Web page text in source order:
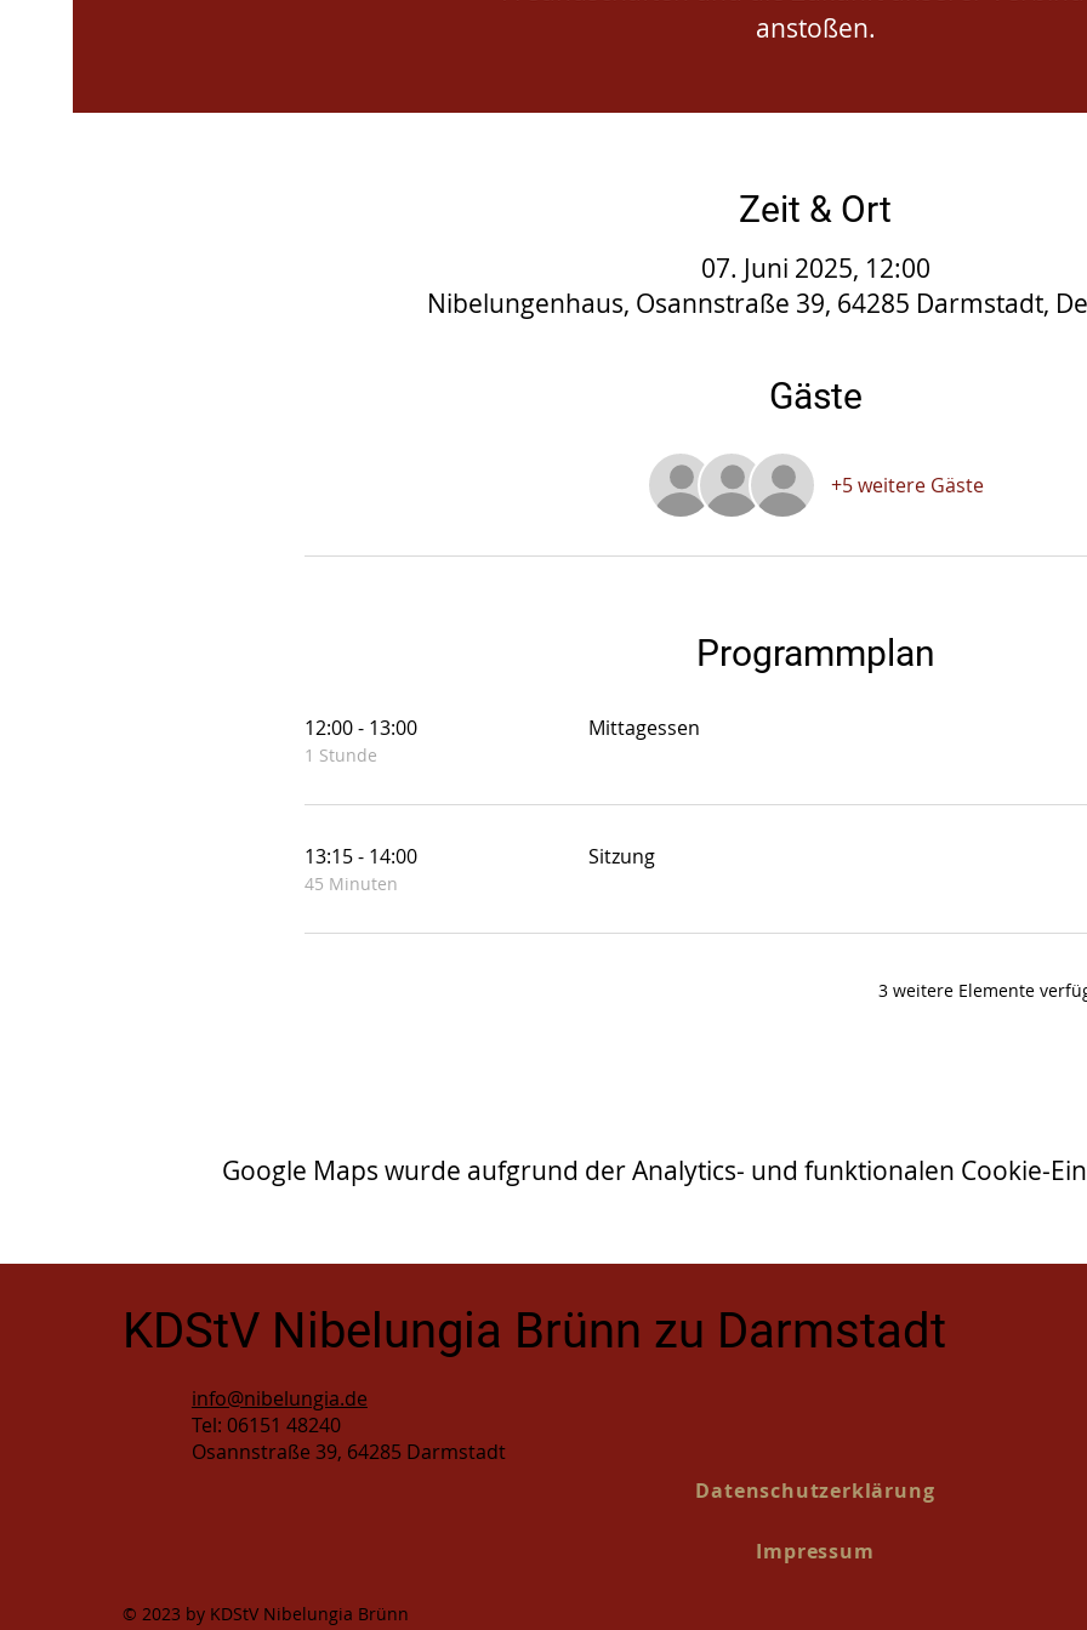
anstoßen.
Zeit & Ort
07. Juni 2025, 12:00
Nibelungenhaus, Osannstraße 39, 64285 Darmstadt,
Gäste
+5 weitere Gäste
Programmplan
12:00 - 13:00
1 Stunde
Mittagessen
13:15 - 14:00
45 Minuten
Sitzung
3 weitere Elemente
Google Maps wurde aufgrund der Analytics- und funktionalen Cookie-
KDStV Nibelungia Brünn zu Darmstadt
info@nibelungia.de
Tel: 06151 48240
Osannstraße 39, 64285 Darmstadt
© 2023 by KDStV Nibelungia Brünn
Datenschutzerklärung
Impressum